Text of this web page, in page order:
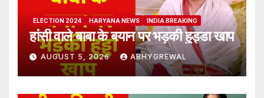
ELECTION 2024 HARYANA NEWS INDIA BREAKING
हांसी वाले बाबा के बयान पर भड़की हुड्डा खाप
AUGUST 5, 2026 ABHYGREWAL